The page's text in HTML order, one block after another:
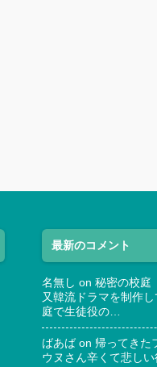
最新のコメント
名無し on 秘密の校庭
又韓流ドラマを制作
庭で生徒役の…
ばあば on 帰ってきた
ウヌさん辛くて悲し